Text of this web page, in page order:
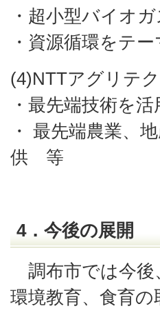
・超小型バイオ
・資源循環をテ
(4)NTTアグリテ
・最先端技術を
・ 最先端農業、
供 等
4．今後の展開
調布市では今後
環境教育、食育